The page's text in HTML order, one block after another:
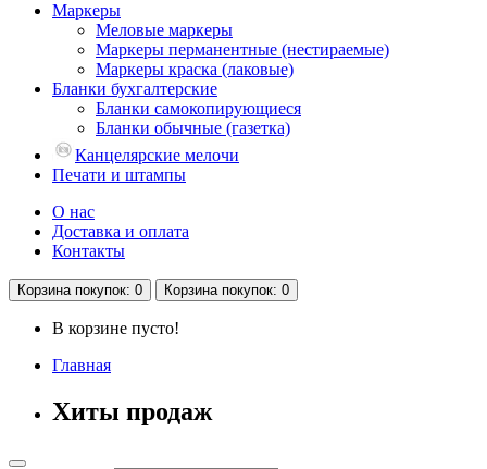
Маркеры
Меловые маркеры
Маркеры перманентные (нестираемые)
Маркеры краска (лаковые)
Бланки бухгалтерские
Бланки самокопирующиеся
Бланки обычные (газетка)
Канцелярские мелочи
Печати и штампы
О нас
Доставка и оплата
Контакты
Корзинапокупок: 0 Корзинапокупок: 0
В корзине пусто!
Главная
Хиты продаж